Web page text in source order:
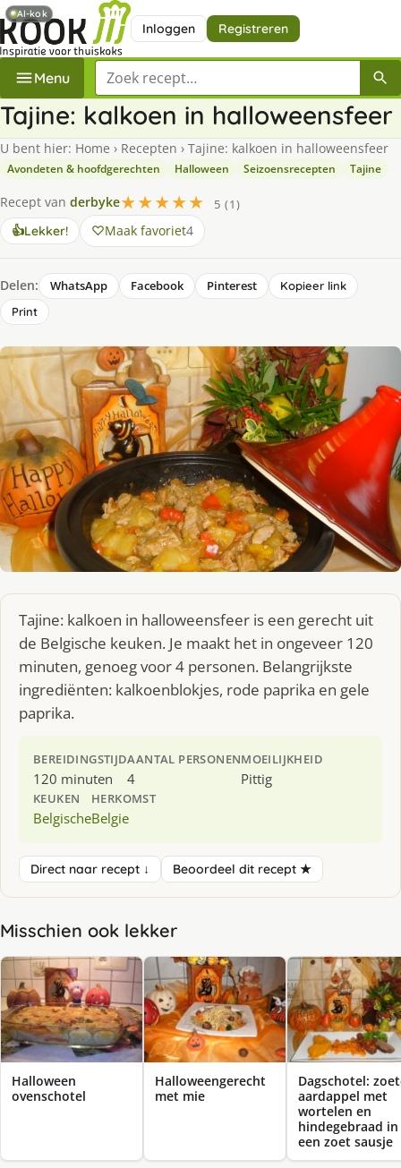
Inloggen Registreren
Menu Zoek een recept
Tajine: kalkoen in halloweensfeer
U bent hier: Home › Recepten › Tajine: kalkoen in halloweensfeer
Avondeten & hoofdgerechten Halloween Seizoensrecepten Tajine
Recept van derbyke★★★★★
5 (1)
👍Lekker! Maak favoriet4
Delen: WhatsApp Facebook Pinterest
Kopieer link
Print
Tajine: kalkoen in halloweensfeer is een gerecht uit
de Belgische keuken. Je maakt het in ongeveer 120
minuten, genoeg voor 4 personen. Belangrijkste
ingrediënten: kalkoenblokjes, rode paprika en gele
paprika.
BEREIDINGSTIJD
120 minuten
AANTAL PERSONEN
4
MOEILIJKHEID
Pittig
KEUKEN
Belgische
HERKOMST
Belgie
Direct naar recept ↓ Beoordeel dit recept ★
Misschien ook lekker
Halloween
ovenschotel
Halloweengerecht
met mie
Dagschotel:
aardappel met
wortelen en
hindegebraad in
een zoet sausje
AI-kok